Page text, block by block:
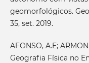
geomorfológicos.
35, set. 2019.
AFONSO, A.E;
Geografia Física no